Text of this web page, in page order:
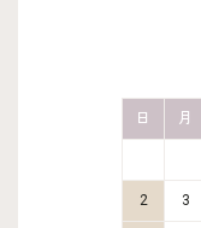
日 月
2 3